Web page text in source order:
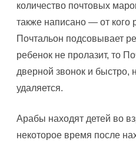
количество почтовых
также написано — от кого
Почтальон подсовывает
ребенок не пролазит, то
дверной звонок и быстро,
удаляется.
Арабы находят детей во
некоторое время после